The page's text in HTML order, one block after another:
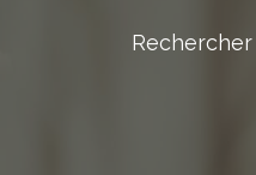
Rechercher